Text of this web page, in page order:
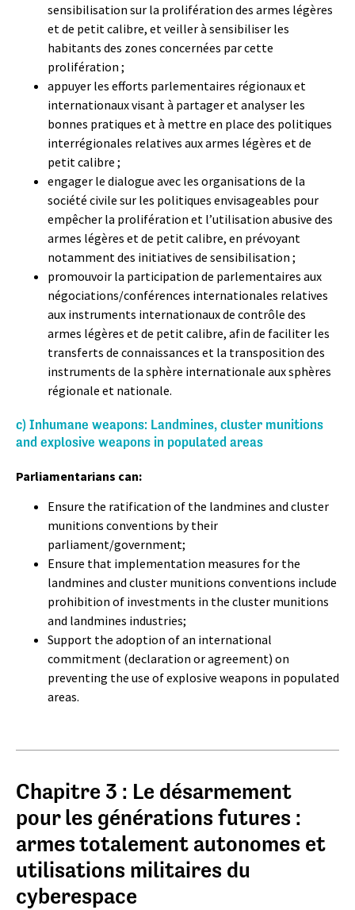
sensibilisation sur la prolifération des armes légères
et de petit calibre, et veiller à sensibiliser les
habitants des zones concernées par cette
prolifération ;
appuyer les efforts parlementaires régionaux et
internationaux visant à partager et analyser les
bonnes pratiques et à mettre en place des politiques
interrégionales relatives aux armes légères et de
petit calibre ;
engager le dialogue avec les organisations de la
société civile sur les politiques envisageables pour
empêcher la prolifération et l’utilisation abusive des
armes légères et de petit calibre, en prévoyant
notamment des initiatives de sensibilisation ;
promouvoir la participation de parlementaires aux
négociations/conférences internationales relatives
aux instruments internationaux de contrôle des
armes légères et de petit calibre, afin de faciliter les
transferts de connaissances et la transposition des
instruments de la sphère internationale aux sphères
régionale et nationale.
c) Inhumane weapons: Landmines, cluster munitions
and explosive weapons in populated areas
Parliamentarians can:
Ensure the ratification of the landmines and cluster
munitions conventions by their
parliament/government;
Ensure that implementation measures for the
landmines and cluster munitions conventions include
prohibition of investments in the cluster munitions
and landmines industries;
Support the adoption of an international
commitment (declaration or agreement) on
preventing the use of explosive weapons in populated
areas.
Chapitre 3 : Le désarmement
pour les générations futures :
armes totalement autonomes et
utilisations militaires du
cyberespace